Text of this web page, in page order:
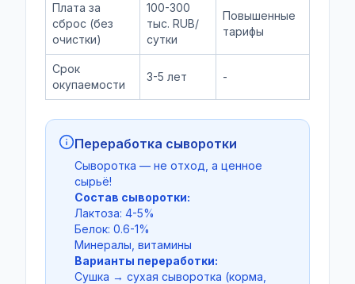
Плата за
сброс (без
очистки)
100-300
тыс. RUB/
сутки
Повышенные
тарифы
Срок
окупаемости
3-5 лет -
Переработка сыворотки
Сыворотка — не отход, а ценное
сырьё!
Состав сыворотки:
Лактоза: 4-5%
Белок: 0.6-1%
Минералы, витамины
Варианты переработки:
Сушка → сухая сыворотка (корма,